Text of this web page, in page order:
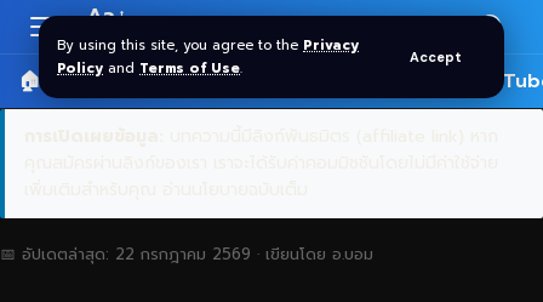
By using this site, you agree to the Privacy
Policy and Terms of Use.
Accept
Resizer
Aa
🏠 หน้าแรก ราคาทอง SPDR 🎬
📅 อัปเดตล่าสุด: 22 กรกฎาคม 2569 · เขียนโดย อ.บอม